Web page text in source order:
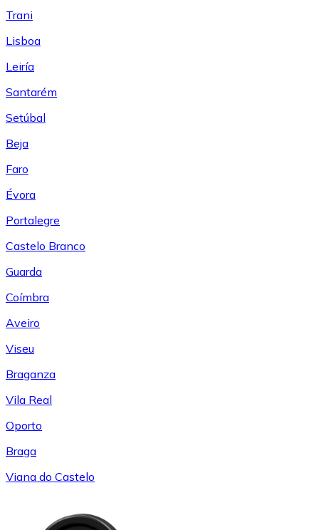
Trani
Lisboa
Leiría
Santarém
Setúbal
Beja
Faro
Évora
Portalegre
Castelo Branco
Guarda
Coímbra
Aveiro
Viseu
Braganza
Vila Real
Oporto
Braga
Viana do Castelo